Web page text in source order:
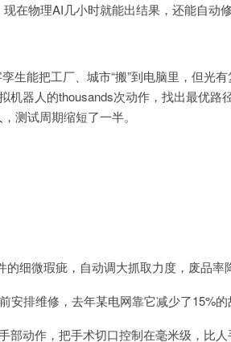
在物理AI几小时就能出结果，还能自动修
能把工厂、城市“搬”到电脑里，但光有
机器人的thousands次动作，找出最优路
测试周期缩短了一半。
细微瑕疵，自动调大抓取力度，废品率
安排维修，去年某电网靠它减少了15%的
动作，把手术切口控制在毫米级，比人